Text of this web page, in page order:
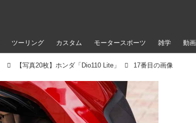
ツーリング カスタム モータースポーツ 雑学 動画
【写真20枚】ホンダ「Dio110 Lite」 17番目の画像